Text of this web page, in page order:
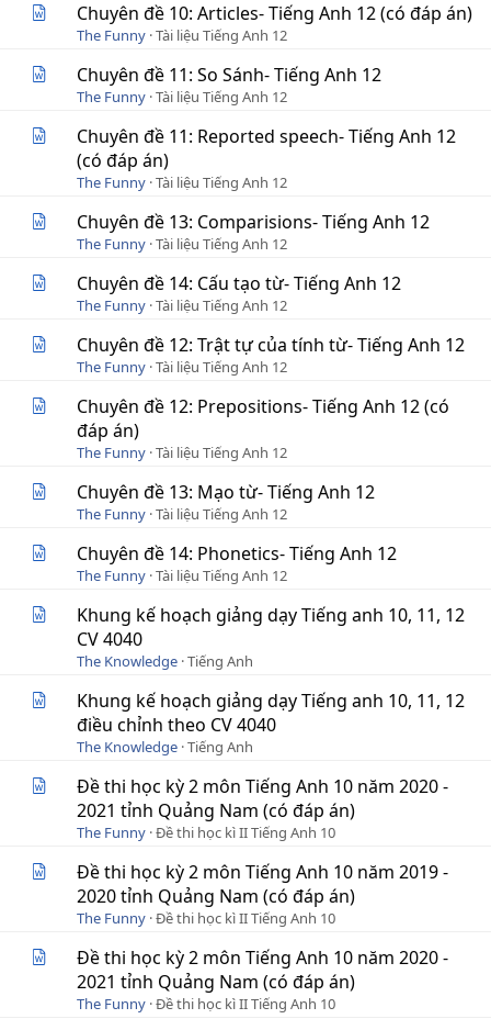
Chuyên đề 10: Articles- Tiếng Anh 12 (có đáp án)
The Funny Tài liệu Tiếng Anh 12
Chuyên đề 11: So Sánh- Tiếng Anh 12
The Funny Tài liệu Tiếng Anh 12
Chuyên đề 11: Reported speech- Tiếng Anh 12
(có đáp án)
The Funny Tài liệu Tiếng Anh 12
Chuyên đề 13: Comparisions- Tiếng Anh 12
The Funny Tài liệu Tiếng Anh 12
Chuyên đề 14: Cấu tạo từ- Tiếng Anh 12
The Funny Tài liệu Tiếng Anh 12
Chuyên đề 12: Trật tự của tính từ- Tiếng Anh 12
The Funny Tài liệu Tiếng Anh 12
Chuyên đề 12: Prepositions- Tiếng Anh 12 (có
đáp án)
The Funny Tài liệu Tiếng Anh 12
Chuyên đề 13: Mạo từ- Tiếng Anh 12
The Funny Tài liệu Tiếng Anh 12
Chuyên đề 14: Phonetics- Tiếng Anh 12
The Funny Tài liệu Tiếng Anh 12
Khung kế hoạch giảng dạy Tiếng anh 10, 11, 12
CV 4040
The Knowledge Tiếng Anh
Khung kế hoạch giảng dạy Tiếng anh 10, 11, 12
điều chỉnh theo CV 4040
The Knowledge Tiếng Anh
Đề thi học kỳ 2 môn Tiếng Anh 10 năm 2020 -
2021 tỉnh Quảng Nam (có đáp án)
The Funny Đề thi học kì II Tiếng Anh 10
Đề thi học kỳ 2 môn Tiếng Anh 10 năm 2019 -
2020 tỉnh Quảng Nam (có đáp án)
The Funny Đề thi học kì II Tiếng Anh 10
Đề thi học kỳ 2 môn Tiếng Anh 10 năm 2020 -
2021 tỉnh Quảng Nam (có đáp án)
The Funny Đề thi học kì II Tiếng Anh 10